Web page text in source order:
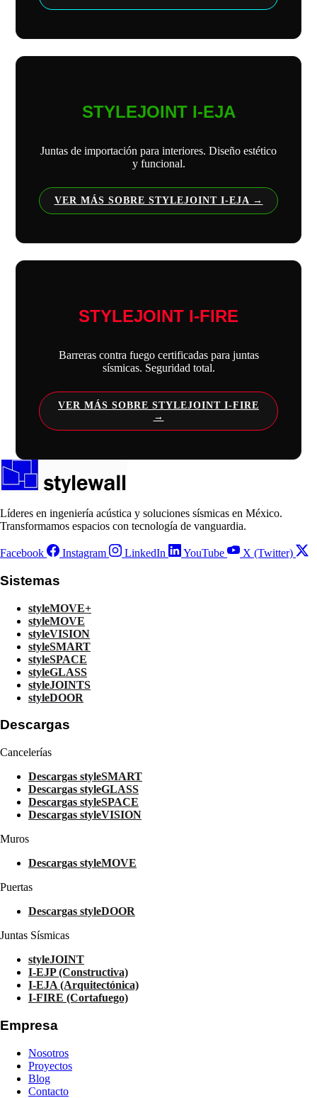
STYLEJOINT I-EJA
Juntas de importación para interiores. Diseño estético
y funcional.
VER MÁS SOBRE STYLEJOINT I-EJA
STYLEJOINT I-FIRE
Barreras contra fuego certificadas para juntas
sísmicas. Seguridad total.
VER MÁS SOBRE STYLEJOINT I-FIRE
Líderes en ingeniería acústica y soluciones sísmicas en México.
Transformamos espacios con tecnología de vanguardia.
Facebook Instagram LinkedIn YouTube X (Twitter)
Sistemas
styleMOVE+
styleMOVE
styleVISION
styleSMART
styleSPACE
styleGLASS
styleJOINTS
styleDOOR
Descargas
Cancelerías
Descargas styleSMART
Descargas styleGLASS
Descargas styleSPACE
Descargas styleVISION
Muros
Descargas styleMOVE
Puertas
Descargas styleDOOR
Juntas Sísmicas
styleJOINT
I-EJP (Constructiva)
I-EJA (Arquitectónica)
I-FIRE (Cortafuego)
Empresa
Nosotros
Proyectos
Blog
Contacto